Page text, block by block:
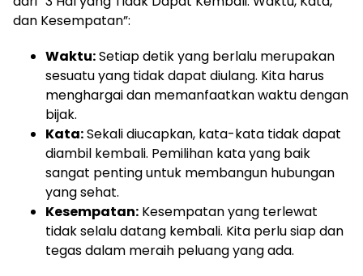
dan Kesempatan”:
Waktu:Setiap detik yang berlalu merupakan
sesuatu yang tidak dapat diulang. Kita harus
menghargai dan memanfaatkan waktu dengan
bijak.
Kata:Sekali diucapkan, kata-kata tidak dapat
diambil kembali. Pemilihan kata yang baik
sangat penting untuk membangun hubungan
yang sehat.
Kesempatan: Kesempatan yang terlewat
tidak selalu datang kembali. Kita perlu siap dan
tegas dalam meraih peluang yang ada.